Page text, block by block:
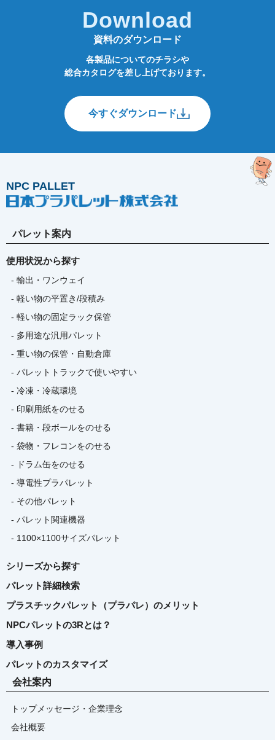
Download
資料のダウンロード
各製品についてのチラシや
総合カタログを差し上げております。
今すぐダウンロード
NPC PALLET
パレット案内
使用状況から探す
- 輸出・ワンウェイ
- 軽い物の平置き/段積み
- 軽い物の固定ラック保管
- 多用途な汎用パレット
- 重い物の保管・自動倉庫
- パレットトラックで使いやすい
- 冷凍・冷蔵環境
- 印刷用紙をのせる
- 書籍・段ボールをのせる
- 袋物・フレコンをのせる
- ドラム缶をのせる
- 導電性プラパレット
- その他パレット
- パレット関連機器
- 1100×1100サイズパレット
シリーズから探す
パレット詳細検索
プラスチックパレット（プラパレ）のメリット
NPCパレットの3Rとは？
導入事例
パレットのカスタマイズ
会社案内
トップメッセージ・企業理念
会社概要